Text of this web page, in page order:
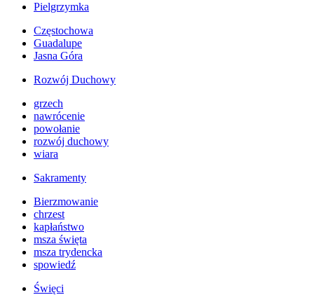
Pielgrzymka
Częstochowa
Guadalupe
Jasna Góra
Rozwój Duchowy
grzech
nawrócenie
powołanie
rozwój duchowy
wiara
Sakramenty
Bierzmowanie
chrzest
kapłaństwo
msza święta
msza trydencka
spowiedź
Święci